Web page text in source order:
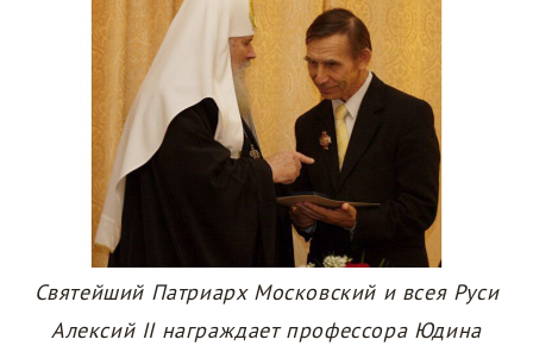
Святейший Патриарх Московский и всея Руси
Алексий II награждает профессора Юдина